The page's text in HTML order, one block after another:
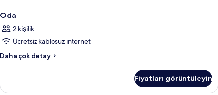
Oda
2 kişilik
Ücretsiz kablosuz internet
Daha çok detay
Oda
detay
Fiyatları görüntüleyin